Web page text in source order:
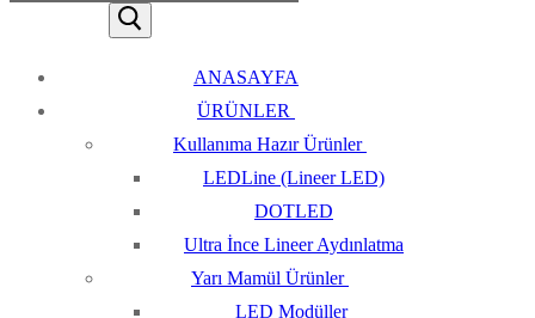
ANASAYFA
ÜRÜNLER
Kullanıma Hazır Ürünler
LEDLine (Lineer LED)
DOTLED
Ultra İnce Lineer Aydınlatma
Yarı Mamül Ürünler
LED Modüller